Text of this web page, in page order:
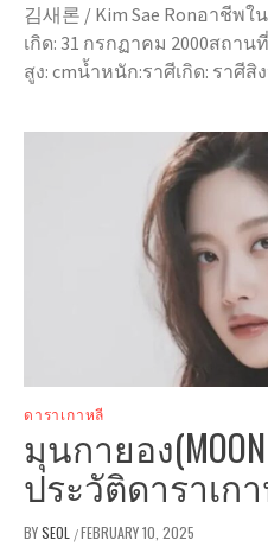
김새론 / Kim Sae Ronอาชีพ
เกิด: 31 กรกฏาคม 2000สถาน
สูง: cmน้ำหนัก:ราศีเกิด: ราศีสิ
ดาราเกาหลี
มุนกายอง(MOON
ประวัติดาราเก
BYSEOL /FEBRUARY 10, 2025